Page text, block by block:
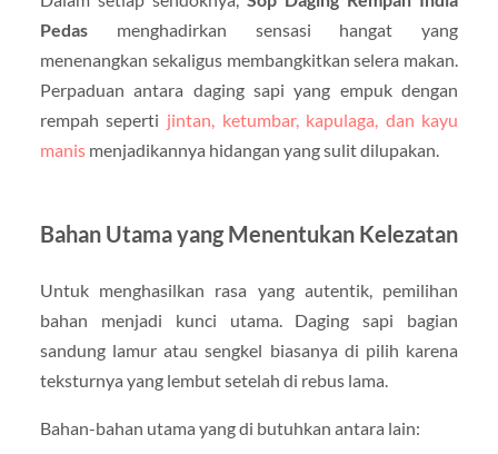
Pedasmenghadirkan sensasi hangat yang
menenangkan sekaligus membangkitkan selera makan.
Perpaduan antara daging sapi yang empuk dengan
rempah seperti jintan, ketumbar, kapulaga, dan kayu
manismenjadikannya hidangan yang sulit dilupakan.
Bahan Utama yang Menentukan Kelezatan
Untuk menghasilkan rasa yang autentik, pemilihan
bahan menjadi kunci utama. Daging sapi bagian
sandung lamur atau sengkel biasanya di pilih karena
teksturnya yang lembut setelah di rebus lama.
Bahan-bahan utama yang di butuhkan antara lain: